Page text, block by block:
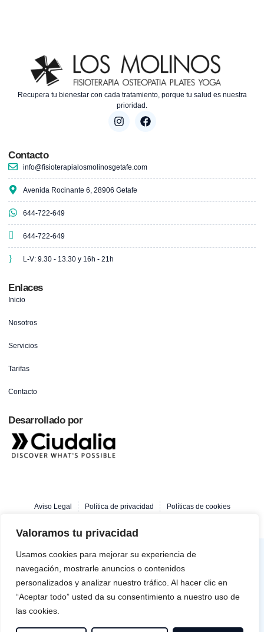
Valoramos tu privacidad
Usamos cookies para mejorar su experiencia de
navegación, mostrarle anuncios o contenidos
personalizados y analizar nuestro tráfico. Al hacer clic en
“Aceptar todo” usted da su consentimiento a nuestro uso de
las cookies.
Recupera tu bienestar con cada tratamiento, porque tu salud es nuestra
prioridad.
Contacto
info@fisioterapialosmolinosgetafe.com
Avenida Rocinante 6, 28906 Getafe
644-722-649
644-722-649
L-V: 9.30 - 13.30 y 16h - 21h
Enlaces
Inicio
Nosotros
Servicios
Tarifas
Contacto
Desarrollado por
Aviso Legal Política de privacidad Políticas de cookies
Financiado por la Unión Europea – NextGenerationEU. Sin embargo, los puntos de
vista y las opiniones expresadas son únicamente los del autor o autores y no reflejan
necesariamente los de la Unión Europea o la Comisión Europea. Ni la Unión Europea